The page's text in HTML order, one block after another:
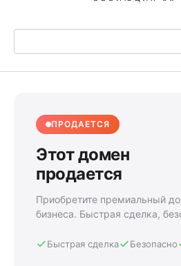
Поиск:
ПРОДАЕТСЯ
Этот домен
продается
Приобретите премиальный
бизнеса. Быстрая сделка,
Быстрая сделка Безопасно